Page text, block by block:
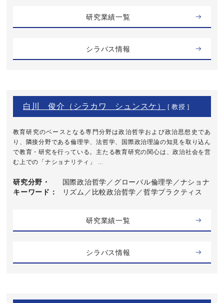
研究業績一覧
シラバス情報
白川 俊介（シラカワ シュンスケ） [ 教授 ]
教育研究のベースとなる専門分野は政治哲学および政治思想史であ
り、隣接分野である倫理学、法哲学、国際政治理論の知見を取り込ん
で教育・研究を行っている。主たる教育研究の関心は、政治社会を営
む上での「ナショナリティ」 ...
研究分野・
キーワード
国際政治哲学／グローバル倫理学／ナショナ
リズム／比較政治哲学／哲学プラクティス
研究業績一覧
シラバス情報